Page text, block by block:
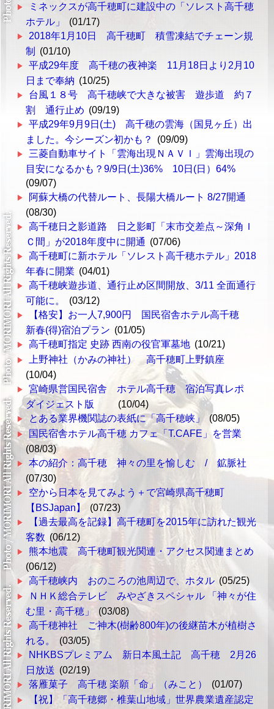
ミネックスが高千穂町に建設中の「ソレスト高千穂
ホテル」
(01/17)
2018年1月10日 高千穂町 積雪凍結でチェーン規
制
(01/10)
平成29年度 高千穂の夜神楽 11月18日より2月10
日まで奉納 (10/25)
台風１８号 高千穂峡で大きな被害 遊歩道 約７
割 通行止め (09/19)
平成29年9月9日(土) 高千穂の雲海（国見ヶ丘）出
ました。今シーズン初かも？
(09/09)
三菱自動車サイト「雲海出現ＮＡＶＩ」雲海出現の
目安になるかも？9/9日(土)36% 10日(日）64%
(09/07)
阿蘇大橋の代替ルート、長陽大橋ルート 8/27開通
(08/30)
高千穂日之影道路 日之影町「末市交差点～深角Ｉ
Ｃ間」が2018年度中に開通 (07/06)
高千穂町に新ホテル「ソレスト高千穂ホテル」2018
年春に開業 (04/01)
高千穂峡遊歩道、通行止め区間開放、3/11 全面通行
可能に。
(03/12)
【格安】お一人7,900円 国民宿舎ホテル高千穂
新春(得)宿泊プラン (01/05)
高千穂町指定 史跡 西南の役官軍墓地 (10/21)
上野神社（かみの神社） 高千穂町上野鎮座
(10/04)
宮崎県営国民宿舎 ホテル高千穂 宿泊写真レポ
ダイジェスト版
(10/04)
とある業界機関誌の表紙に「高千穂峡」 (08/05)
国民宿舎ホテル高千穂 カフェ「T.CAFE」を営業
(08/03)
本の紹介：高千穂 神々の里を愉しむ / 鉱脈社
(07/30)
空から日本を見てみよう＋で宮崎県高千穂町
【BSJapan】
(07/23)
【過去最高を記録】高千穂町を2015年に訪れた観光
客数 (06/12)
熊本地震 高千穂町観光関連・アクセス関連まとめ
(06/12)
高千穂峡内 おのころの池周辺で、ホタル (05/25)
ＮＨＫ総合テレビ みやざきスペシャル 「神々が住
む里・高千穂」 (03/08)
高千穂神社 ご神木(樹齢800年)の後継苗木が植樹さ
れる。
(03/05)
NHKBSプレミアム 新日本風土記 高千穂 2月26
日放送 (02/19)
落雁菓子 高千穂 楽願「命」（みこと）
(01/07)
【祝】「高千穂郷・椎葉山地域」世界農業遺産認定